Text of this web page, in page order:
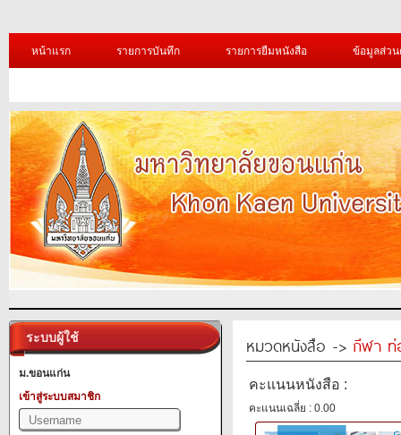
หน้าแรก รายการบันทึก รายการยืมหนังสือ ข้อมูลส่ว
ระบบผู้ใช้
ม.ขอนแก่น
เข้าสู่ระบบสมาชิก
หมวดหนังสือ -> กีฬา ท่
คะแนนหนังสือ :
คะแนนเฉลี่ย : 0.00